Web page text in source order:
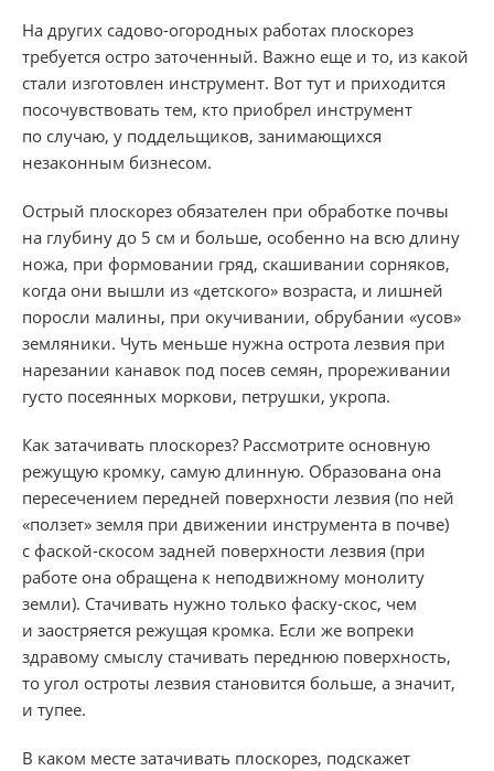
На других садово-огородных работах плоскорез
требуется остро заточенный. Важно еще и то, из какой
стали изготовлен инструмент. Вот тут и приходится
посочувствовать тем, кто приобрел инструмент
по случаю, у поддельщиков, занимающихся
незаконным бизнесом.
Острый плоскорез обязателен при обработке почвы
на глубину до 5 см и больше, особенно на всю длину
ножа, при формовании гряд, скашивании сорняков,
когда они вышли из «детского» возраста, и лишней
поросли малины, при окучивании, обрубании «усов»
земляники. Чуть меньше нужна острота лезвия при
нарезании канавок под посев семян, прореживании
густо посеянных моркови, петрушки, укропа.
Как затачивать плоскорез? Рассмотрите основную
режущую кромку, самую длинную. Образована она
пересечением передней поверхности лезвия (по ней
«ползет» земля при движении инструмента в почве)
с фаской-скосом задней поверхности лезвия (при
работе она обращена к неподвижному монолиту
земли). Стачивать нужно только фаску-скос, чем
и заостряется режущая кромка. Если же вопреки
здравому смыслу стачивать переднюю поверхность,
то угол остроты лезвия становится больше, а значит,
и тупее.
В каком месте затачивать плоскорез, подскажет